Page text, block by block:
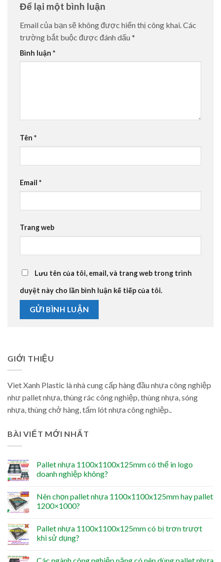
Để lại một bình luận
Email của bạn sẽ không được hiển thị công khai. Các
trường bắt buộc được đánh dấu *
Bình luận *
Tên *
Email *
Trang web
Lưu tên của tôi, email, và trang web trong trình
duyệt này cho lần bình luận kế tiếp của tôi.
GIỚI THIỆU
Viet Xanh Plastic là nhà cung cấp hàng đầu nhựa công nghiệp
như pallet nhựa, thùng rác công nghiệp, thùng nhựa, sóng
nhựa, thùng chở hàng, tấm lót nhựa công nghiệp..
BÀI VIẾT MỚI NHẤT
Pallet nhựa 1100x1100x125mm có thể in logo
doanh nghiệp không?
Nên chọn pallet nhựa 1100x1100x125mm hay pallet
1200×1000?
Pallet nhựa 1100x1100x125mm có bị trơn trượt
khi sử dụng?